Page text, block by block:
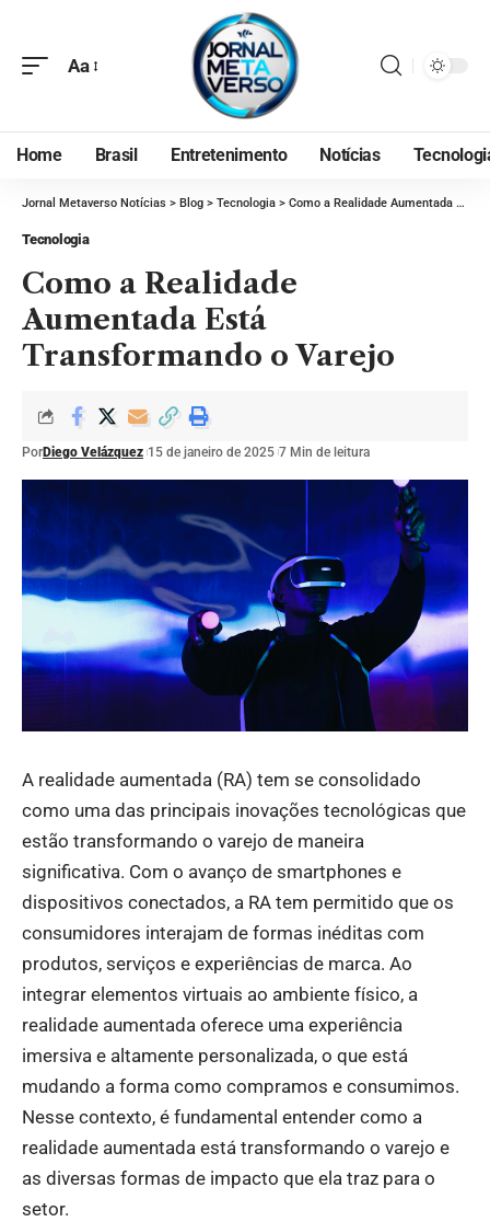
Aa
Home Brasil Entretenimento Notícias
Jornal Metaverso Notícias > Blog > Tecnologia > Como a Realidade Aumentada Está Transformando o Varejo
Tecnologia
Como a Realidade
Aumentada Está
Transformando o Varejo
PorDiego Velázquez 15 de janeiro de 2025 7 Min de leitura
A realidade aumentada (RA) tem se consolidado
como uma das principais inovações tecnológicas que
estão transformando o varejo de maneira
significativa. Com o avanço de smartphones e
dispositivos conectados, a RA tem permitido que os
consumidores interajam de formas inéditas com
produtos, serviços e experiências de marca. Ao
integrar elementos virtuais ao ambiente físico, a
realidade aumentada oferece uma experiência
imersiva e altamente personalizada, o que está
mudando a forma como compramos e consumimos.
Nesse contexto, é fundamental entender como a
realidade aumentada está transformando o varejo e
as diversas formas de impacto que ela traz para o
setor.